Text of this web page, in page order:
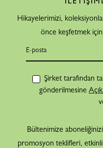
Hikayelerimizi,
önce keşfetmek
Şirket tarafından
gönderilmesine
Bültenimize
promosyon teklifleri,